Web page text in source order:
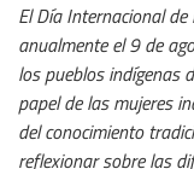
El Día Internacional
anualmente el 9 de
los pueblos indígenas
papel de las mujeres
del conocimiento
reflexionar sobre las